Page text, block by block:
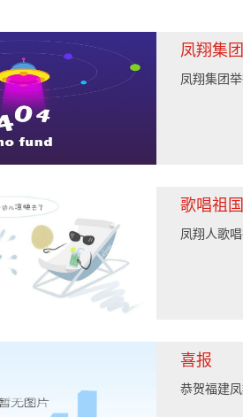
闻中心 凤翔集
凤翔集团
歌唱祖国
凤翔人歌
喜报
恭贺福建